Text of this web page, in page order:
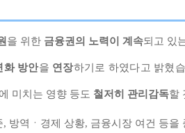
을 위한 금융권의 노력이 계속되고 있
화 방안을 연장하기로 하였다고 밝혔
에 미치는 영향 등도 철저히 관리감독할
, 방역 ㆍ 경제 상황, 금융시장 여건 등을